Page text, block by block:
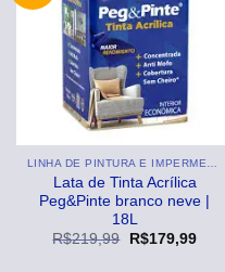
Lata de Tinta Acrílica
Peg&Pinte branco neve |
18L
R$219,99
O
R$179,99O